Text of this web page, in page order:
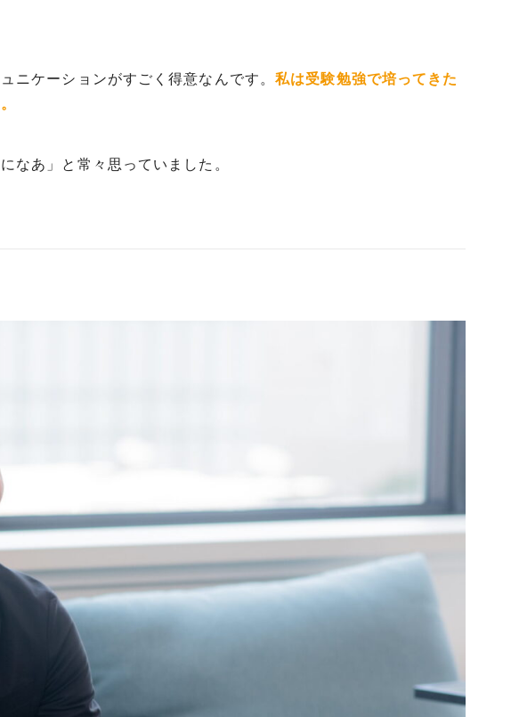
ニケーションがすごく得意なんです。私は受験勉強で培ってきた
なあ」と常々思っていました。